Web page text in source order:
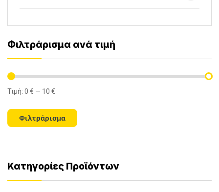
Φιλτράρισμα ανά τιμή
Ελάχιστη
Μέγιστη
Φιλτράρισμα
Τιμή: 0 € — 10 €
Κατηγορίες Προϊόντων